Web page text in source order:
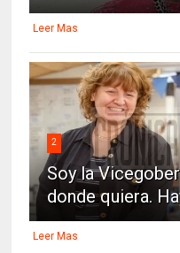
Leer Mas
2
Soy la
donde quiera.
Leer Mas